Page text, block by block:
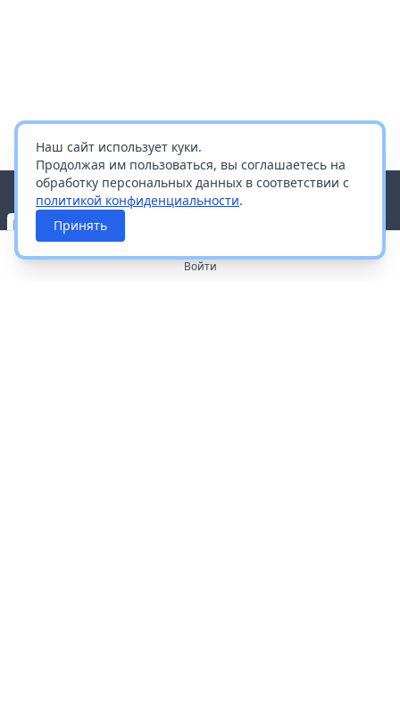
Наш сайт использует куки.
Продолжая им пользоваться, вы соглашаетесь на
обработку персональных данных в соответствии с
политикой конфиденциальности.
Принять
Войти